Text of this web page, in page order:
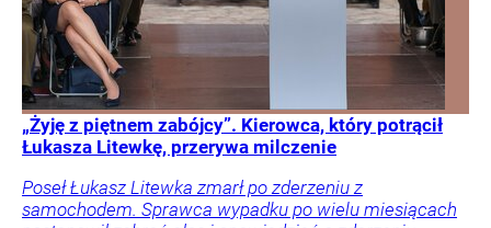
„Żyję z piętnem zabójcy”. Kierowca, który potrącił
Łukasza Litewkę, przerywa milczenie
Poseł Łukasz Litewka zmarł po zderzeniu z
samochodem. Sprawca wypadku po wielu miesiącach